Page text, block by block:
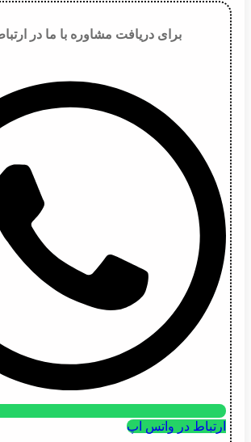
برای دریافت مشاوره با ما در
ارتباط در واتس اپ